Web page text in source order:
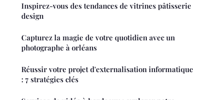
Inspirez-vous des tendances de vitrines pâtisserie
design
Capturez la magie de votre quotidien avec un
photographe à orléans
Réussir votre projet d'externalisation informatique
: 7 stratégies clés